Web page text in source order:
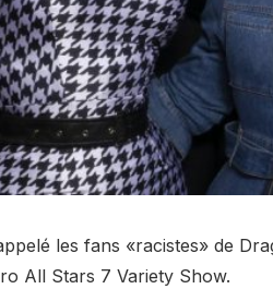
les fans «racistes» de
All Stars 7 Variety Show.